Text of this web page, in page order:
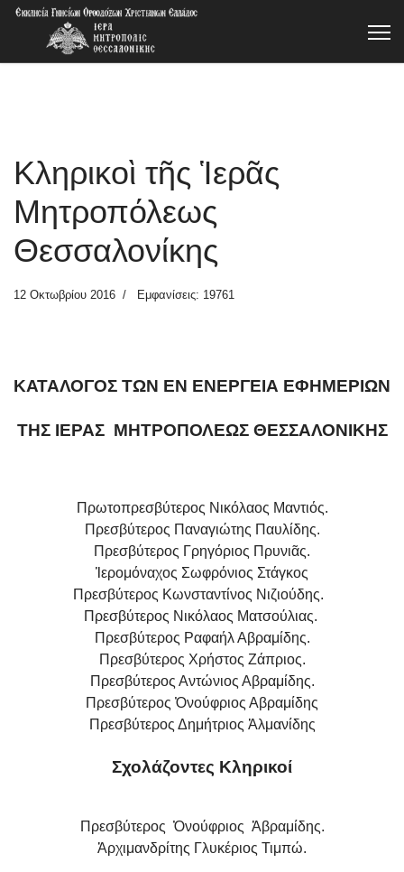
Κληρικοὶ τῆς Ἱερᾶς
Μητροπόλεως
Θεσσαλονίκης
12 Οκτωβρίου 2016 Εμφανίσεις: 19761
ΚΑΤΑΛΟΓΟΣ ΤΩΝ ΕΝ ΕΝΕΡΓΕΙΑ ΕΦΗΜΕΡΙΩΝ
ΤΗΣ ΙΕΡΑΣ ΜΗΤΡΟΠΟΛΕΩΣ ΘΕΣΣΑΛΟΝΙΚΗΣ
Πρωτοπρεσβύτερος Νικόλαος Μαντιός.
Πρεσβύτερος Παναγιώτης Παυλίδης.
Πρεσβύτερος Γρηγόριος Πρυνιᾶς.
Ἱερομόναχος Σωφρόνιος Στάγκος
Πρεσβύτερος Κωνσταντίνος Νιζιούδης.
Πρεσβύτερος Νικόλαος Ματσούλιας.
Πρεσβύτερος Ραφαήλ Αβραμίδης.
Πρεσβύτερος Χρήστος Ζάπριος.
Πρεσβύτερος Αντώνιος Αβραμίδης.
Πρεσβύτερος Ὀνούφριος Αβραμίδης
Πρεσβύτερος Δημήτριος Ἀλμανίδης
Σχολάζοντες Κληρικοί
Πρεσβύτερος Ὀνούφριος Ἀβραμίδης.
Ἀρχιμανδρίτης Γλυκέριος Τιμπώ.